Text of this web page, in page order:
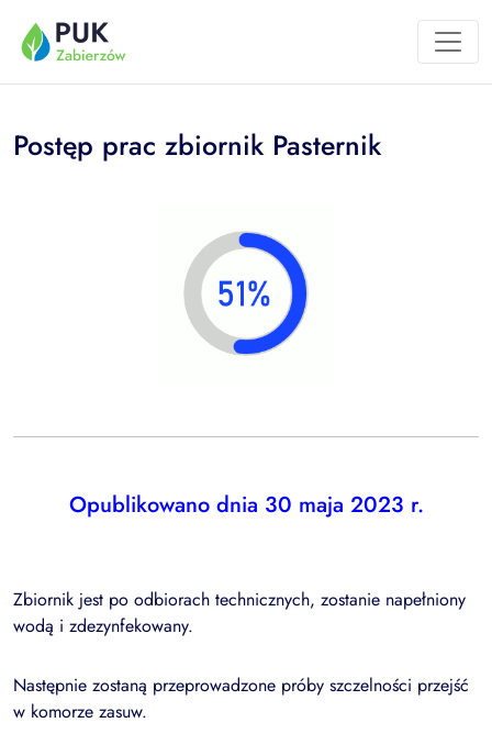
Postęp prac zbiornik Pasternik
Opublikowano dnia 30 maja 2023 r.
Zbiornik jest po odbiorach technicznych, zostanie napełniony
wodą i zdezynfekowany.
Następnie zostaną przeprowadzone próby szczelności przejść
w komorze zasuw.